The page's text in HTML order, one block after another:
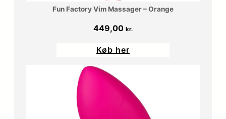
Fun Factory Vim Massager – Orange
449,00 kr.
Køb her